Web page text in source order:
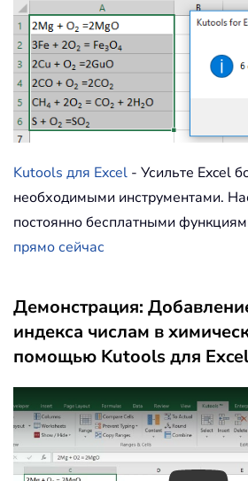
Kutools для Excel - Усильте Excel
необходимыми инструментами.
постоянно бесплатными
прямо сейчас
Демонстрация:
индекса числам в
помощью Kutools для Excel